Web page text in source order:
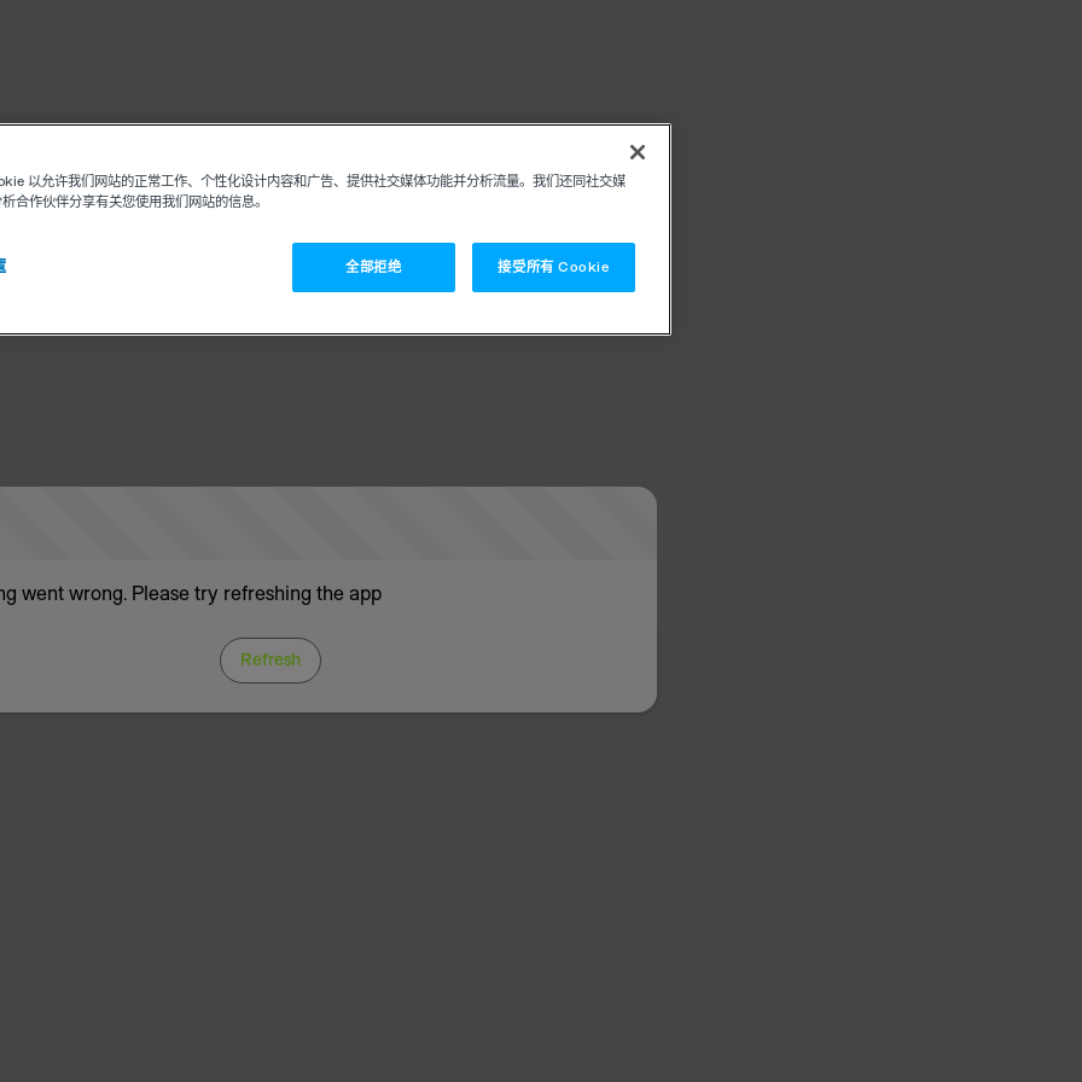
went wrong. Please try refreshing the app
Refresh
以允许我们网站的正常工作、个性化设计内容和广告、提供社交媒体功能并分析流量。我们还同社交媒
合作伙伴分享有关您使用我们网站的信息。
全部拒绝 接受所有 Cookie